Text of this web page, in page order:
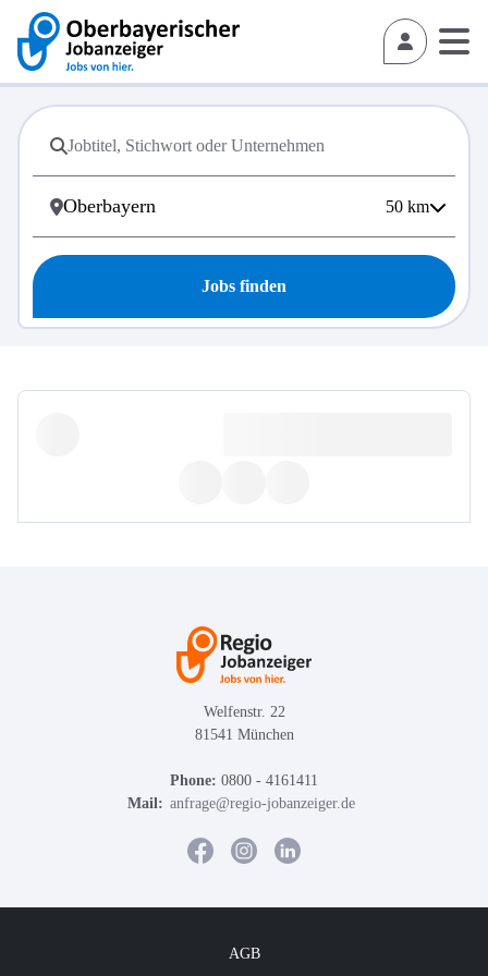
50 km
Jobs finden
Welfenstr. 22
81541 München
Phone: 0800 - 4161411
Mail: anfrage@regio-jobanzeiger.de
AGB